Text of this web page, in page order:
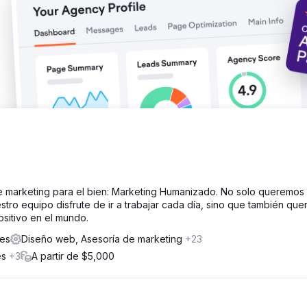
para el bien: Marketing Humanizado. No solo
equipo disfrute de ir a trabajar cada día, sino que también
en el mundo.
Diseño web, Asesoría de marketing +23
+3 A partir de $5,000